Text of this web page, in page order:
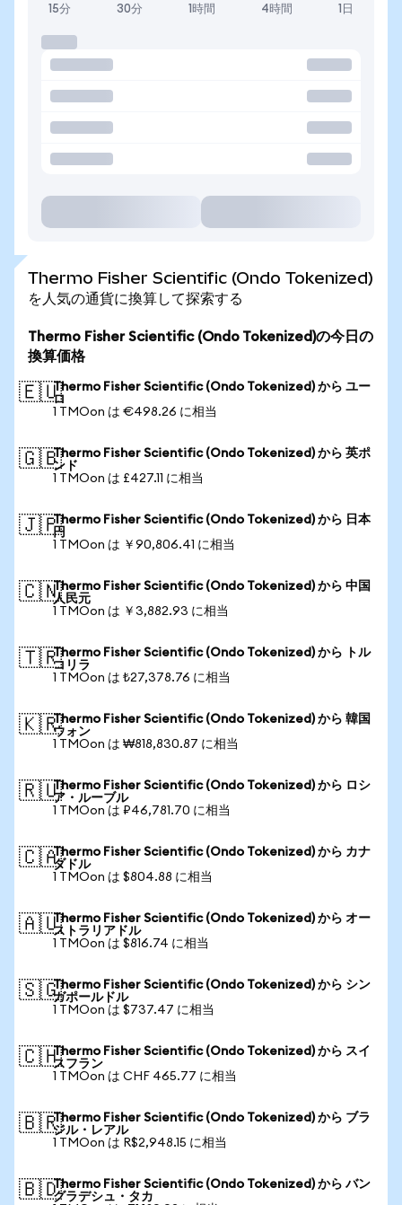
15分 30分 1時間 4時間 1日
Thermo Fisher Scientific (Ondo Tokenized)
を人気の通貨に換算して探索する
Thermo Fisher Scientific (Ondo Tokenized)の今日の
換算価格
🇪🇺Thermo Fisher Scientific (Ondo Tokenized) から ユー
ロ
1 TMOon は €498.26 に相当
🇬🇧Thermo Fisher Scientific (Ondo Tokenized) から 英ポ
ンド
1 TMOon は £427.11 に相当
🇯🇵Thermo Fisher Scientific (Ondo Tokenized) から 日本
円
1 TMOon は ￥90,806.41 に相当
🇨🇳Thermo Fisher Scientific (Ondo Tokenized) から 中国
人民元
1 TMOon は ￥3,882.93 に相当
🇹🇷Thermo Fisher Scientific (Ondo Tokenized) から トル
コリラ
1 TMOon は ₺27,378.76 に相当
🇰🇷Thermo Fisher Scientific (Ondo Tokenized) から 韓国
ウォン
1 TMOon は ₩818,830.87 に相当
🇷🇺Thermo Fisher Scientific (Ondo Tokenized) から ロシ
ア・ルーブル
1 TMOon は ₽46,781.70 に相当
🇨🇦Thermo Fisher Scientific (Ondo Tokenized) から カナ
ダドル
1 TMOon は $804.88 に相当
🇦🇺Thermo Fisher Scientific (Ondo Tokenized) から オー
ストラリアドル
1 TMOon は $816.74 に相当
🇸🇬Thermo Fisher Scientific (Ondo Tokenized) から シン
ガポールドル
1 TMOon は $737.47 に相当
🇨🇭Thermo Fisher Scientific (Ondo Tokenized) から スイ
スフラン
1 TMOon は CHF 465.77 に相当
🇧🇷Thermo Fisher Scientific (Ondo Tokenized) から ブラ
ジル・レアル
1 TMOon は R$2,948.15 に相当
🇧🇩Thermo Fisher Scientific (Ondo Tokenized) から バン
グラデシュ・タカ